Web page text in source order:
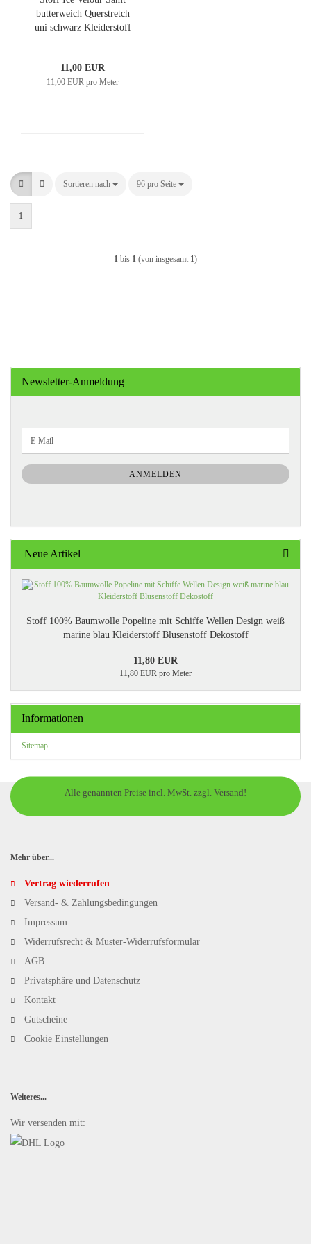
butterweich Querstretch
uni schwarz Kleiderstoff
11,00 EUR
11,00 EUR pro Meter
Sortieren nach
Sortieren nach 96 pro Seite
pro Seite
1
1 bis 1 (von insgesamt 1)
Newsletter-Anmeldung
ZUR
NEWSLETTER-
ANMELDUNG
E-
Mail
ANMELDEN
Neue Artikel
Stoff 100% Baumwolle Popeline mit Schiffe Wellen Design weiß
marine blau Kleiderstoff Blusenstoff Dekostoff
11,80 EUR
11,80 EUR pro Meter
Informationen
Sitemap
Alle genannten Preise incl. MwSt. zzgl. Versand!
Mehr über...
Vertrag wiederrufen
Versand- & Zahlungsbedingungen
Impressum
Widerrufsrecht & Muster-Widerrufsformular
AGB
Privatsphäre und Datenschutz
Kontakt
Gutscheine
Cookie Einstellungen
Weiteres...
Wir versenden mit: